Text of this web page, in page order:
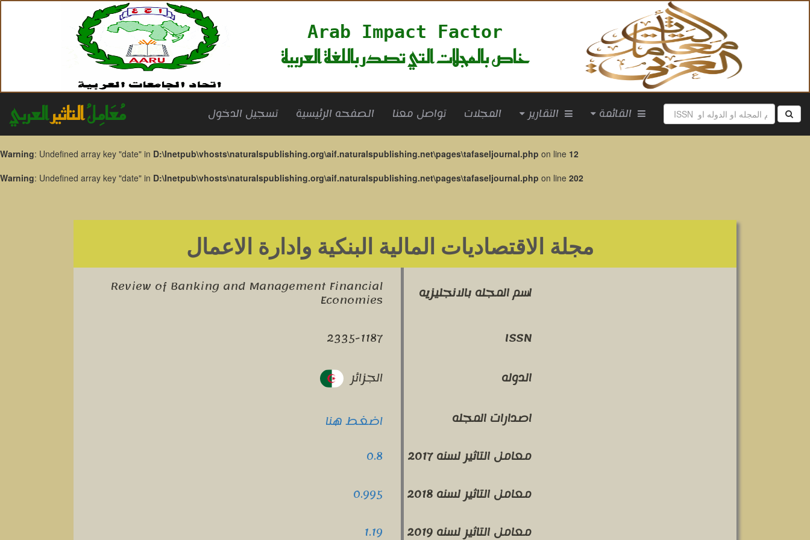
Arab Impact Factor
خاص بالمجلات التي تصدر باللغة العربية
مُعَامِلُالتاثيرالعربي تسجيل الدخول الصفحه الرئيسية(current)
تواصل معنا المجلات
Warning: Undefined array key "date" in D:\Inetpub\vhosts\naturalspublishing.org\aif.naturalspublishing.net\pages\tafaseljournal.php on line 12
Warning: Undefined array key "date" in D:\Inetpub\vhosts\naturalspublishing.org\aif.naturalspublishing.net\pages\tafaseljournal.php on line 202
مجلة الاقتصاديات المالية البنكية وادارة الاعمال
اسم المجله بالانجليزيه Review of Banking and Management Financial
Economies
ISSN
2335-1187
الدوله
الجزائر
اصدارات المجله
اضغط هنا
معامل التاثير لسنه 2017
0.8
معامل التاثير لسنه 2018
0.995
معامل التاثير لسنه 2019
1.19